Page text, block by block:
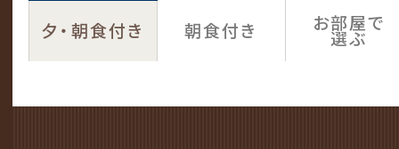
夕・朝食付き 朝食付き お部屋で
選ぶ